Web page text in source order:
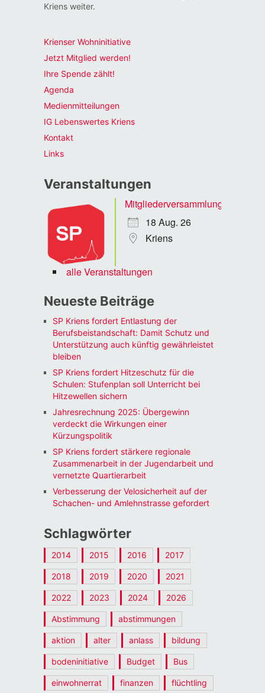
Kriens weiter.
Krienser Wohninitiative
Jetzt Mitglied werden!
Ihre Spende zählt!
Agenda
Medienmitteilungen
IG Lebenswertes Kriens
Kontakt
Links
Veranstaltungen
Mitgliederversammlung
18 Aug. 26
Kriens
alle Veranstaltungen
Neueste Beiträge
SP Kriens fordert Entlastung der
Berufsbeistandschaft: Damit Schutz und
Unterstützung auch künftig gewährleistet
bleiben
SP Kriens fordert Hitzeschutz für die
Schulen: Stufenplan soll Unterricht bei
Hitzewellen sichern
Jahresrechnung 2025: Übergewinn
verdeckt die Wirkungen einer
Kürzungspolitik
SP Kriens fordert stärkere regionale
Zusammenarbeit in der Jugendarbeit und
vernetzte Quartierarbeit
Verbesserung der Velosicherheit auf der
Schachen- und Amlehnstrasse gefordert
Schlagwörter
2014 2015 2016 2017
2018 2019 2020 2021
2022 2023 2024 2026
Abstimmung abstimmungen
aktion alter anlass bildung
bodeninitiative Budget Bus
einwohnerrat finanzen flüchtling